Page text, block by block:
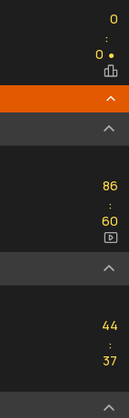
0
:
0 ●
86
:60
60
44
:37
37